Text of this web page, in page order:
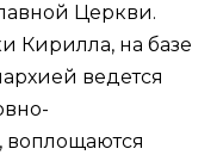
Церкви.
Кирилла, на базе
ведется
воплощаются